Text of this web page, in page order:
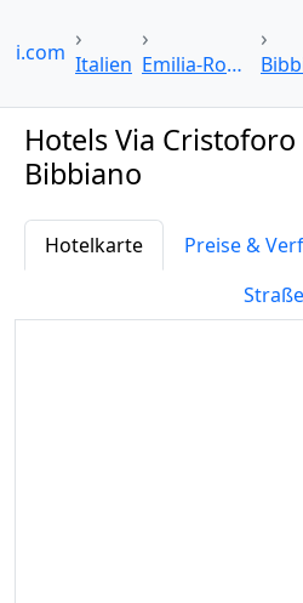
Italien Emilia-Romagna
Hotels Via
Bibbiano
Hotelkarte
Preise &